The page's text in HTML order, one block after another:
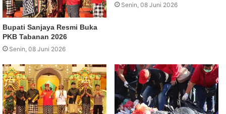
Bupati Sanjaya Resmi Buka
PKB Tabanan 2026
Senin, 08 Juni 2026
Senin, 08 Juni 2026